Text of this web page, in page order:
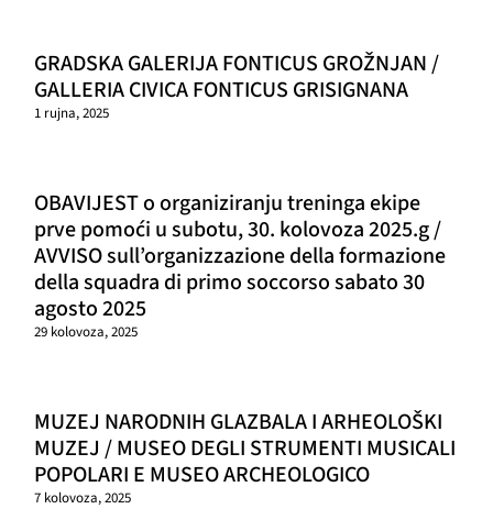
GRADSKA GALERIJA FONTICUS GROŽNJAN /
GALLERIA CIVICA FONTICUS GRISIGNANA
1 rujna, 2025
OBAVIJEST o organiziranju treninga ekipe
prve pomoći u subotu, 30. kolovoza 2025.g /
AVVISO sull’organizzazione della formazione
della squadra di primo soccorso sabato 30
agosto 2025
29 kolovoza, 2025
MUZEJ NARODNIH GLAZBALA I ARHEOLOŠKI
MUZEJ / MUSEO DEGLI STRUMENTI MUSICALI
POPOLARI E MUSEO ARCHEOLOGICO
7 kolovoza, 2025